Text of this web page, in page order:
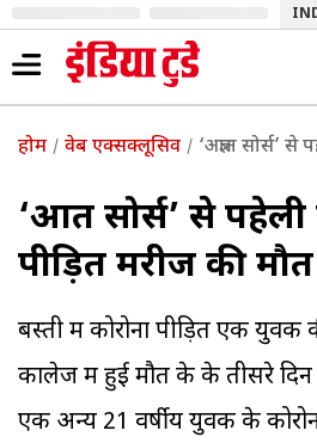
होम वेब एक्सक्लूसिव ‘अज्ञात सोर्स’ से
‘अज्ञात सोर्स’ से
पीड़ित मरीज की मौत
बस्ती में कोरोना पीड़ित एक
कालेज में हुई मौत के के तीसरे दिन
एक अन्य 21 वर्षीय युवक के